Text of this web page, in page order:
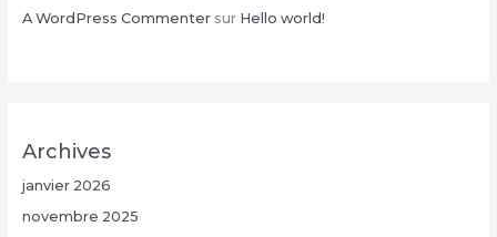
A WordPress Commentersur Hello world!
Archives
janvier 2026
novembre 2025